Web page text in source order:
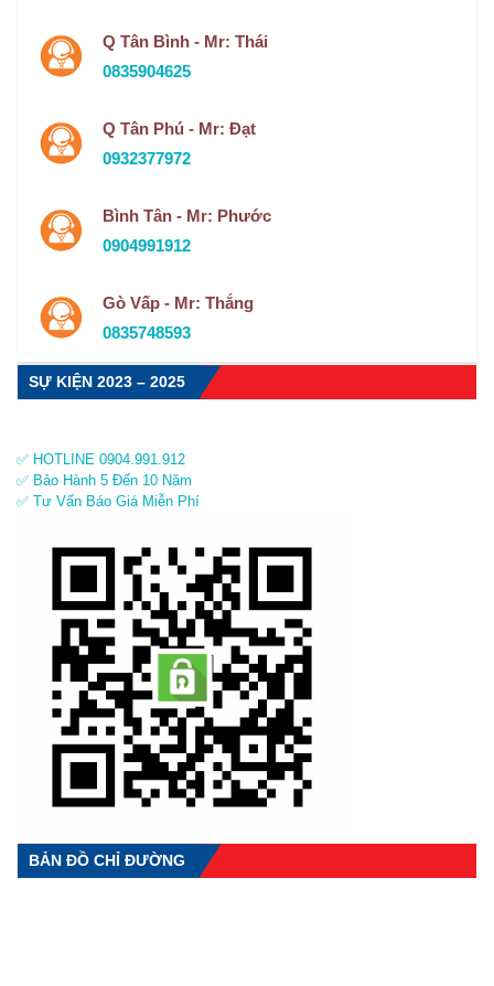
Q Tân Bình - Mr: Thái
0835904625
Q Tân Phú - Mr: Đạt
0932377972
Bình Tân - Mr: Phước
0904991912
Gò Vấp - Mr: Thắng
0835748593
SỰ KIỆN 2023 – 2025
✅ HOTLINE 0904.991.912
✅ Bảo Hành 5 Đến 10 Năm
✅ Tư Vấn Báo Giá Miễn Phí
BẢN ĐỒ CHỈ ĐƯỜNG